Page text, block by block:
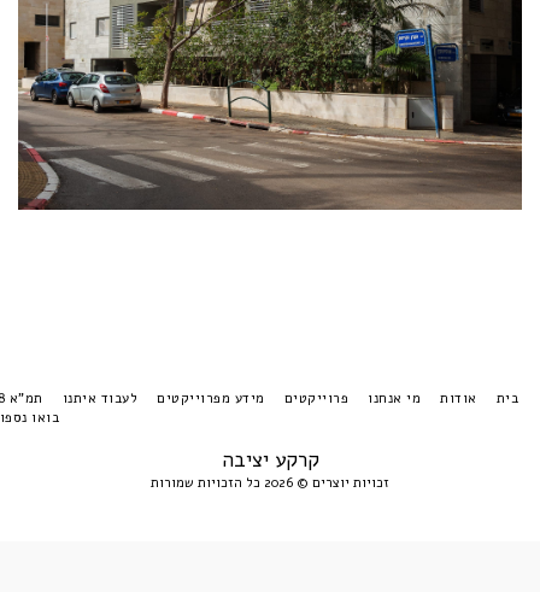
קרקע יציבה
זכויות יוצרים © 2026 כל הזכויות שמורות
בית אודות מי אנחנו פרוייקטים מידע מפרוייקטים לעבוד איתנו
תמ"א 38
בואו נספור